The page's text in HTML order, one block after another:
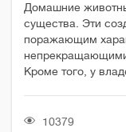
Домашние
существа. Эти
поражающим
Кроме того, у
10379